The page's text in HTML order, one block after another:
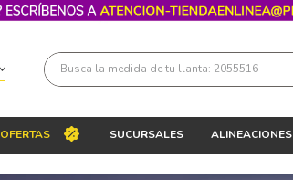
Busca la medida de tu llanta: 2055516
OFERTAS SUCURSALES ALINEACIONES
Términos más buscados